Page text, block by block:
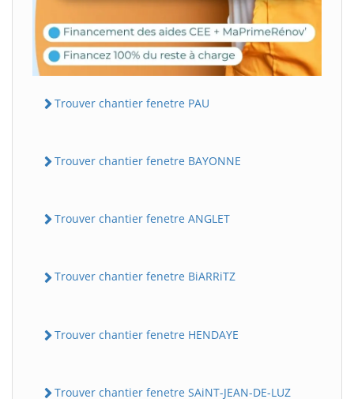
Trouver chantier fenetre PAU
Trouver chantier fenetre BAYONNE
Trouver chantier fenetre ANGLET
Trouver chantier fenetre BiARRiTZ
Trouver chantier fenetre HENDAYE
Trouver chantier fenetre SAiNT-JEAN-DE-LUZ